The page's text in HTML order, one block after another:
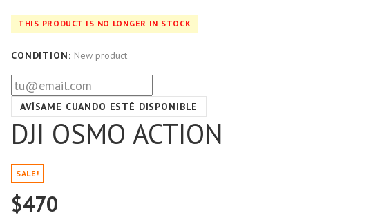
THIS PRODUCT IS NO LONGER IN STOCK
CONDITION: New product
AVÍSAME CUANDO ESTÉ DISPONIBLE
DJI OSMO ACTION
SALE!
$470